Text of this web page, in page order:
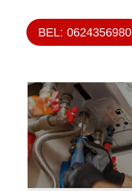
BEL: 0624356980